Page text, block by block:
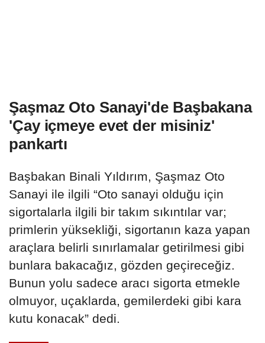
Şaşmaz Oto Sanayi'de Başbakana
'Çay içmeye evet der misiniz'
pankartı
Başbakan Binali Yıldırım, Şaşmaz Oto
Sanayi ile ilgili “Oto sanayi olduğu için
sigortalarla ilgili bir takım sıkıntılar var;
primlerin yüksekliği, sigortanın kaza yapan
araçlara belirli sınırlamalar getirilmesi gibi
bunlara bakacağız, gözden geçireceğiz.
Bunun yolu sadece aracı sigorta etmekle
olmuyor, uçaklarda, gemilerdeki gibi kara
kutu konacak” dedi.